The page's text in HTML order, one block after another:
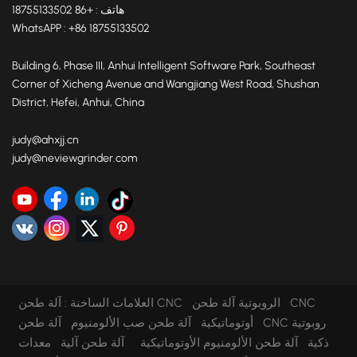
هاتف : +86 18755133502
WhatsAPP : +86 18755133502
Building 6, Phase III, Anhui Intelligent Software Park, Southeast
Corner of Xicheng Avenue and Wangjiang West Road, Shushan
District, Hefei, Anhui, China
judy@ahxjj.cn
judy@neviewgrinder.com
العلامات الساخنة : آلة طحن CNC الروبوتية آلة طحن CNC
أوتوماتيكية
آلة طحن صب الألومنيوم
آلة طحن CNC روبوتية
ذكية
آلة طحن الألومنيوم الأوتوماتيكية آلة طحن آلية
معدات